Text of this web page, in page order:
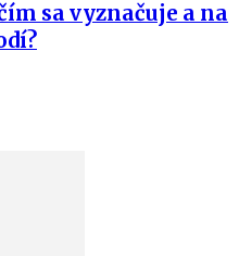
sa vyznačuje a na